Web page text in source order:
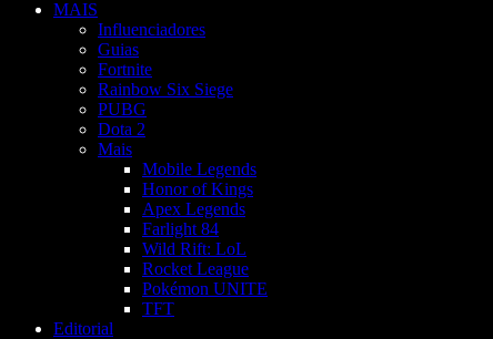
MAIS
Influenciadores
Guias
Fortnite
Rainbow Six Siege
PUBG
Dota 2
Mais
Mobile Legends
Honor of Kings
Apex Legends
Farlight 84
Wild Rift: LoL
Rocket League
Pokémon UNITE
TFT
Editorial